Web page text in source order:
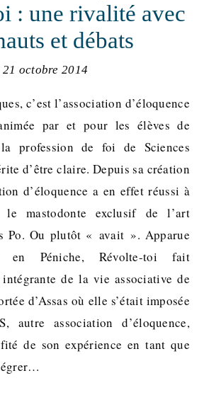
: une rivalité avec
et débats
21 octobre 2014
c’est l’association d’éloquence
par et pour les élèves de
profession de foi de Sciences
d’être claire. Depuis sa création
d’éloquence a en effet réussi à
le mastodonte exclusif de l’art
Po. Ou plutôt « avait ». Apparue
en Péniche, Révolte-toi fait
de la vie associative de
d’Assas où elle s’était imposée
autre association d’éloquence,
de son expérience en tant que